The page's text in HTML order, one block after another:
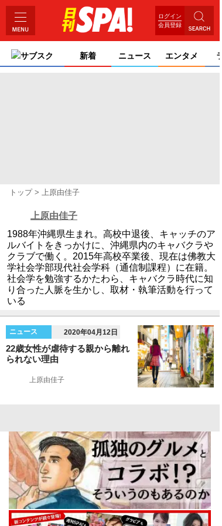
ログイン
会員登録
サブスク 新着 ニュース エンタメ
トップ 上原由佳子
上原由佳子
1988年沖縄県生まれ。高校中退後、キャッチのア
ルバイトをきっかけに、沖縄県内のキャバクラや
クラブで働く。2015年高校卒業後、現在は佛教大
学社会学部現代社会学科（通信制課程）に在籍。
社会学を勉強するかたわら、キャバクラ時代に知
り合った人脈を生かし、取材・執筆活動を行って
いる
ニュース 2020年04月12日
22歳女性が虐待する親から離れ
られない理由
上原由佳子